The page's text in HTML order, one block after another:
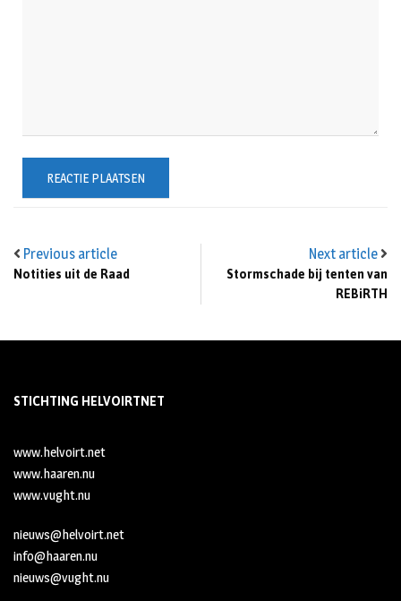
Previous article
Notities uit de Raad
Next article
Stormschade bij tenten van
REBiRTH
STICHTING HELVOIRTNET
www.helvoirt.net
www.haaren.nu
www.vught.nu
nieuws@helvoirt.net
info@haaren.nu
nieuws@vught.nu